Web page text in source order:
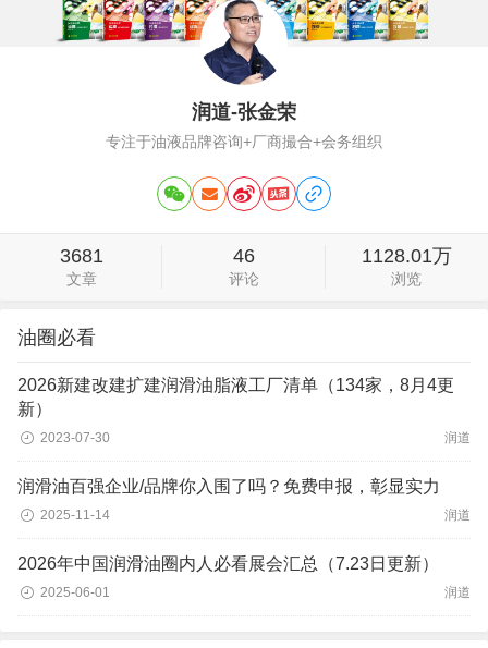
润道-张金荣
专注于油液品牌咨询+厂商撮合+会务组织
3681
文章
46
评论
1128.01万
浏览
油圈必看
2026新建改建扩建润滑油脂液工厂清单（134家，8月4更
新）
2023-07-30 润道
润滑油百强企业/品牌你入围了吗？免费申报，彰显实力
2025-11-14 润道
2026年中国润滑油圈内人必看展会汇总（7.23日更新）
2025-06-01 润道